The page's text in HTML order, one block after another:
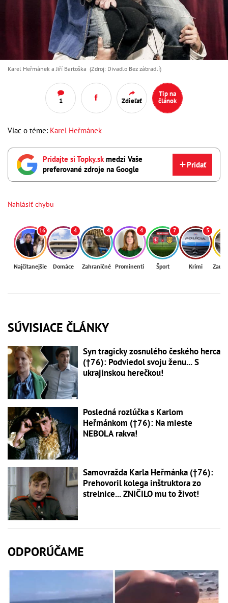
Karel Heřmánek a Jiří Bartoška (Zdroj: Divadlo Bez zábradlí)
1 Zdieľať
Tip na
článok
Viac o téme: Karel Heřmánek
Pridajte si Topky.skmedzi Vaše
preferované zdroje na Google
Pridať
Nahlásiť chybu
16
Najčítanejšie
4
Domáce
4
Zahraničné
4
Prominenti
7
Šport
5
Krimi
SÚVISIACE ČLÁNKY
Syn tragicky zosnulého českého herca
(†76): Podviedol svoju ženu... S
ukrajinskou herečkou!
Posledná rozlúčka s Karlom
Heřmánkom (†76): Na mieste
NEBOLA rakva!
Samovražda Karla Heřmánka (†76):
Prehovoril kolega inštruktora zo
strelnice... ZNIČILO mu to život!
ODPORÚČAME